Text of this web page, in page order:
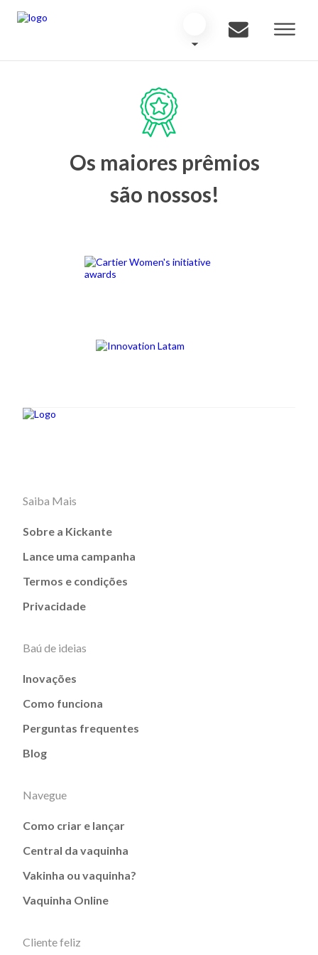
Os maiores prêmios
são nossos!
Saiba Mais
Sobre a Kickante
Lance uma campanha
Termos e condições
Privacidade
Baú de ideias
Inovações
Como funciona
Perguntas frequentes
Blog
Navegue
Como criar e lançar
Central da vaquinha
Vakinha ou vaquinha?
Vaquinha Online
Cliente feliz